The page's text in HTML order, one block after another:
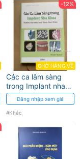
-12%
CHỜ HÀNG VỀ
Các ca lâm sàng
trong Implant nha
khoaĐăng nhập xem giá
#Khác